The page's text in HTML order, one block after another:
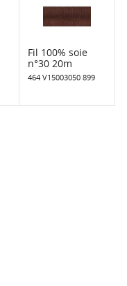
Fil 100% soie
n°30 20m
464 V15003050 899